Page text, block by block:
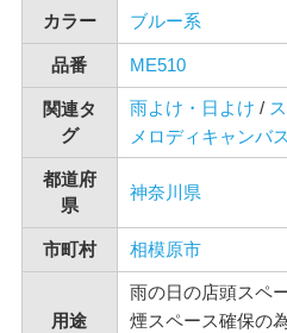
カラー ブルー系
品番 ME510
関連タ
グ
雨よけ・日よけ /
メロディキャンバス
都道府
県
神奈川県
市町村 相模原市
用途
雨の日の店頭スペ
煙スペース確保の